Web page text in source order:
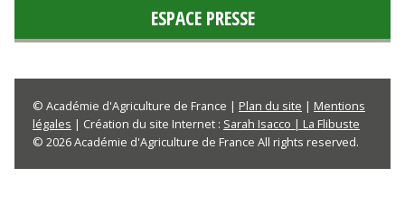
ESPACE PRESSE
© Académie d'Agriculture de France | Plan du site | Mentions
légales | Création du site Internet : Sarah Isacco | La Flibuste
© 2026 Académie d'Agriculture de France All rights reserved.